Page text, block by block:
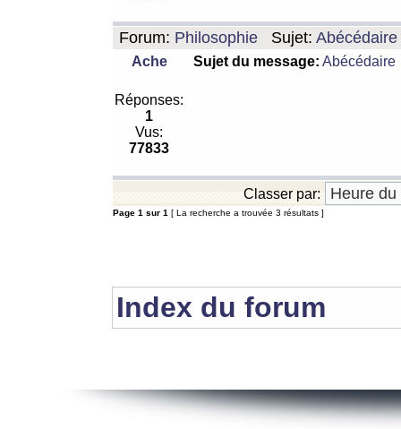
Forum: Philosophie Sujet: Abécédaire
Ache Sujet du message: Abécédaire
Réponses:
1
Vus:
77833
Classer par:
Page 1 sur 1 [ La recherche a trouvée 3 résultats ]
Index du forum